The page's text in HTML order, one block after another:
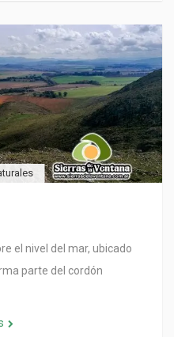
el nivel del mar, ubicado
parte del cordón